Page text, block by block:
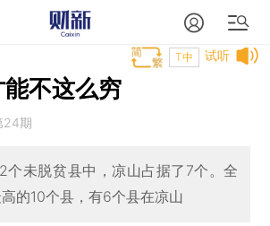
试听
T中
不这么穷
24期
个未脱贫县中，凉山占据了7个。全
的10个县，有6个县在凉山